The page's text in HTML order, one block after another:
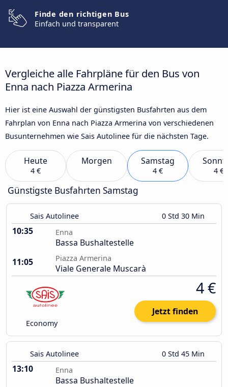
Finde den richtigen Bus
Einfach und transparent
Vergleiche alle Fahrpläne für den Bus von
Enna nach Piazza Armerina
Hier ist eine Auswahl der günstigsten Busfahrten aus dem
Fahrplan von Enna nach Piazza Armerina von verschiedenen
Busunternehmen wie Sais Autolinee für die nächsten Tage.
Heute
4 €
Morgen Samstag
4 € 4 €
Günstigste Busfahrten Samstag
Sais Autolinee 0 Std 30 Min
10:35 Enna
Bassa Bushaltestelle
11:05
Piazza Armerina
Viale Generale Muscarà
Economy
4 €
Jetzt finden
Sais Autolinee 0 Std 45 Min
13:10 Enna
Bassa Bushaltestelle